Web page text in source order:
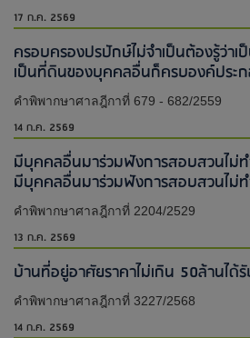
17 ก.ค. 2569
ครอบครองปรปักษ์ไม่จำเป็นต้องรู้ว่าเ
เป็นที่ดินของบุคคลอื่นก็ครบองค์ประ
คำพิพากษาศาลฎีกาที่ 679 - 682/2559
14 ก.ค. 2569
มีบุคคลอื่นมาร่วมฟังการสอบสวนไม่ท
มีบุคคลอื่นมาร่วมฟังการสอบสวนไม่ท
คำพิพากษาศาลฎีกาที่ 2204/2529
13 ก.ค. 2569
บ้านที่อยู่อาศัยราคาไม่เกิน 50ล้านได้
คำพิพากษาศาลฎีกาที่ 3227/2568
14 ก.ค. 2569